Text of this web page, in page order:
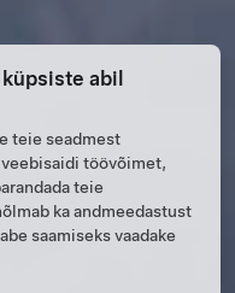
abil
teie seadmest
töövõimet,
teie
ka andmeedastust
saamiseks vaadake